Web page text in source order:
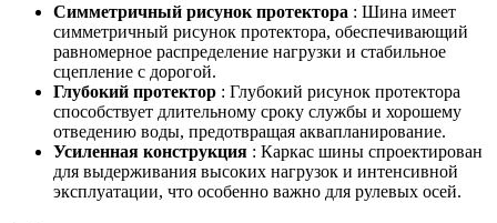
Симметричный рисунок протектора : Шина имеет
симметричный рисунок протектора, обеспечивающий
равномерное распределение нагрузки и стабильное
сцепление с дорогой.
Глубокий протектор : Глубокий рисунок протектора
способствует длительному сроку службы и хорошему
отведению воды, предотвращая аквапланирование.
Усиленная конструкция : Каркас шины спроектирован
для выдерживания высоких нагрузок и интенсивной
эксплуатации, что особенно важно для рулевых осей.